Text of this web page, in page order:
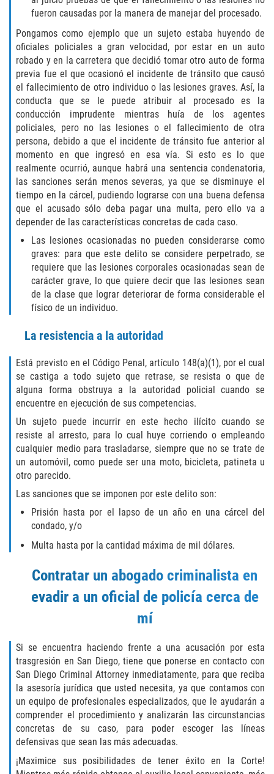
GAMBLING FRAUD
HEALTH CARE FRAUD
IDENTITY THEFT
SECURITIES FRAUD
JUVENILE
JUVENILE
Post Conviction Matters
Petition to Vacate Murder Conviction
PRE-FILE INVESTIGATION
SEX CRIMES
LEWD ACTS WITH A CHILD
LEWD CONDUCT IN PUBLIC
PROSTITUTION / SOLICITATION
RAPE
SEXUAL BATTERY
STATUTORY RAPE
THEFT
BURGLARY
PETTY THEFT
RECEIVING STOLEN PROPERTY
ROBBERY
SHOPLIFTING
fueron causadas por la manera de manejar del procesado.
Pongamos como ejemplo que un sujeto estaba huyendo de
oficiales policiales a gran velocidad, por estar en un auto
robado y en la carretera que decidió tomar otro auto de forma
previa fue el que ocasionó el incidente de tránsito que causó
el fallecimiento de otro individuo o las lesiones graves. Así, la
conducta que se le puede atribuir al procesado es la
conducción imprudente mientras huía de los agentes
policiales, pero no las lesiones o el fallecimiento de otra
persona, debido a que el incidente de tránsito fue anterior al
momento en que ingresó en esa vía. Si esto es lo que
realmente ocurrió, aunque habrá una sentencia condenatoria,
las sanciones serán menos severas, ya que se disminuye el
tiempo en la cárcel, pudiendo lograrse con una buena defensa
que el acusado sólo deba pagar una multa, pero ello va a
depender de las características concretas de cada caso.
Las lesiones ocasionadas no pueden considerarse como
graves: para que este delito se considere perpetrado, se
requiere que las lesiones corporales ocasionadas sean de
carácter grave, lo que quiere decir que las lesiones sean
de la clase que lograr deteriorar de forma considerable el
físico de un individuo.
La resistencia a la autoridad
Está previsto en el Código Penal, artículo 148(a)(1), por el cual
se castiga a todo sujeto que retrase, se resista o que de
alguna forma obstruya a la autoridad policial cuando se
encuentre en ejecución de sus competencias.
Un sujeto puede incurrir en este hecho ilícito cuando se
resiste al arresto, para lo cual huye corriendo o empleando
cualquier medio para trasladarse, siempre que no se trate de
un automóvil, como puede ser una moto, bicicleta, patineta u
otro parecido.
Las sanciones que se imponen por este delito son:
Prisión hasta por el lapso de un año en una cárcel del
condado, y/o
Multa hasta por la cantidad máxima de mil dólares.
Contratar un abogado criminalista en
evadir a un oficial de policía cerca de
mí
Si se encuentra haciendo frente a una acusación por esta
trasgresión en San Diego, tiene que ponerse en contacto con
San Diego Criminal Attorney inmediatamente, para que reciba
la asesoría jurídica que usted necesita, ya que contamos con
un equipo de profesionales especializados, que le ayudarán a
comprender el procedimiento y analizarán las circunstancias
concretas de su caso, para poder escoger las líneas
defensivas que sean las más adecuadas.
¡Maximice sus posibilidades de tener éxito en la Corte!